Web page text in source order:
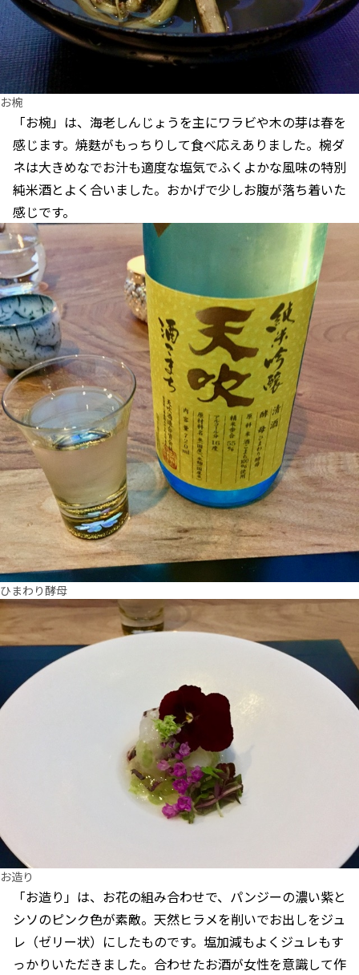
お椀
「お椀」は、海老しんじょうを主にワラビや木の芽は春を
感じます。焼麩がもっちりして食べ応えありました。椀ダ
ネは大きめなでお汁も適度な塩気でふくよかな風味の特別
純米酒とよく合いました。おかげで少しお腹が落ち着いた
感じです。
ひまわり酵母
お造り
「お造り」は、お花の組み合わせで、パンジーの濃い紫と
シソのピンク色が素敵。天然ヒラメを削いでお出しをジュ
レ（ゼリー状）にしたものです。塩加減もよくジュレもす
っかりいただきました。合わせたお酒が女性を意識して作